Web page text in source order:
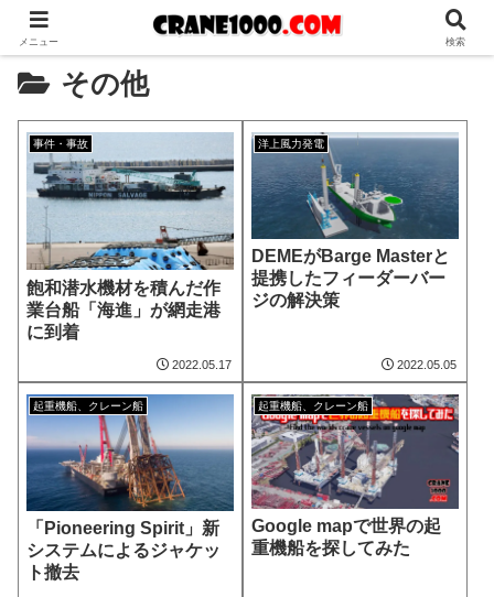
その他
事件・事故
飽和潜水機材を積んだ作
業台船「海進」が網走港
に到着
2022.05.17
洋上風力発電
DEMEがBarge Masterと
提携したフィーダーバー
ジの解決策
2022.05.05
起重機船、クレーン船
「Pioneering Spirit」新
システムによるジャケッ
ト撤去
起重機船、クレーン船
Google mapで世界の起
重機船を探してみた
メニュー 検索